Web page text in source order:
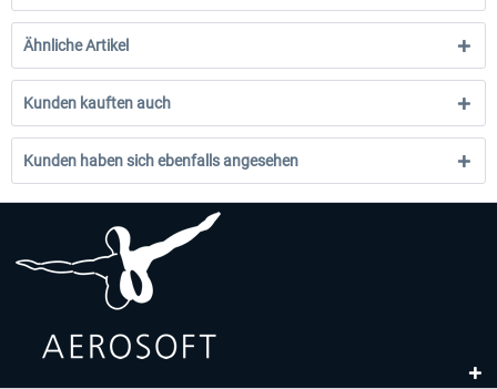
Ähnliche Artikel
Kunden kauften auch
Kunden haben sich ebenfalls angesehen